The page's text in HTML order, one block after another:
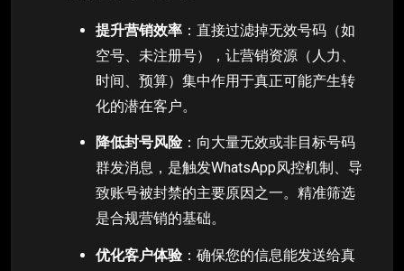
提升营销效率 ：直接过滤掉无效号码（如
空号、未注册号），让营销资源（人力、
时间、预算）集中作用于真正可能产生转
化的潜在客户。
降低封号风险：向大量无效或非目标号码
群发消息，是触发WhatsApp风控机制、导
致账号被封禁的主要原因之一。精准筛选
是合规营销的基础。
优化客户体验：确保您的信息能发送给真